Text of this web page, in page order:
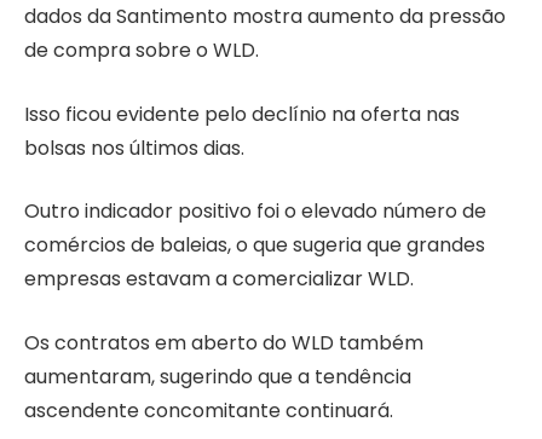
dados da Santimento mostra aumento da pressão
de compra sobre o WLD.
Isso ficou evidente pelo declínio na oferta nas
bolsas nos últimos dias.
Outro indicador positivo foi o elevado número de
comércios de baleias, o que sugeria que grandes
empresas estavam a comercializar WLD.
Os contratos em aberto do WLD também
aumentaram, sugerindo que a tendência
ascendente concomitante continuará.